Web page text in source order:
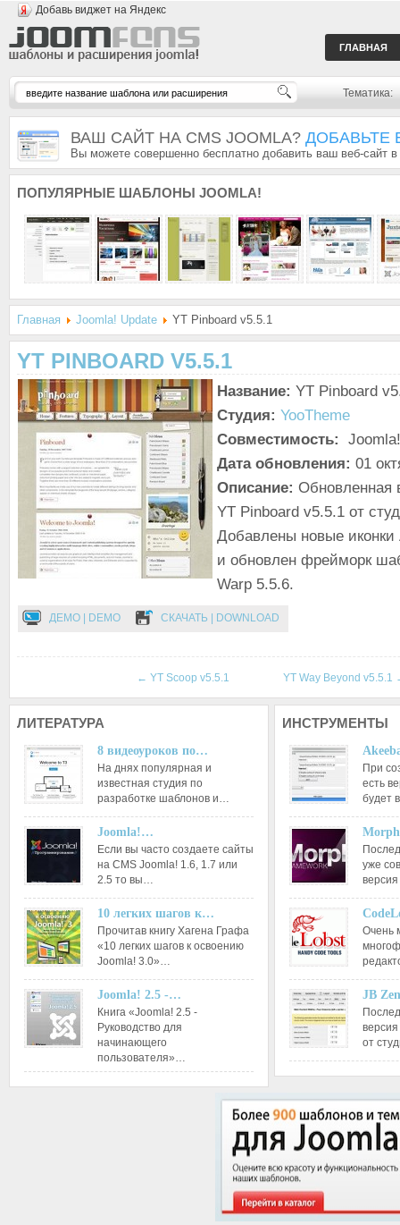
Добавь виджет на Яндекс
ГЛАВНАЯ
Тематика:
ВАШ САЙТ НА CMS JOOMLA? ДОБАВЬТЕ
Вы можете совершенно бесплатно добавить ваш веб-сайт
ПОПУЛЯРНЫЕ ШАБЛОНЫ JOOMLA!
Главная Joomla! Update YT Pinboard v5.5.1
YT PINBOARD V5.5.1
Название: YT Pinboard
Студия: YooTheme
Совместимость:
Дата обновления: 01
Описание: Обновленная
YT Pinboard v5.5.1 от
Добавлены новые иконки
и обновлен фрейморк
Warp 5.5.6.
ДЕМО | DEMO СКАЧАТЬ | DOWNLOAD
← YT Scoop v5.5.1 YT Way Beyond v5.5.1
ЛИТЕРАТУРА
8 видеоуроков по…
На днях популярная и
известная студия по
разработке шаблонов и…
Joomla!…
Если вы часто создаете сайты
на CMS Joomla! 1.6, 1.7 или
2.5 то вы…
10 легких шагов к…
Прочитав книгу Хагена Графа
«10 легких шагов к освоению
Joomla! 3.0»…
Joomla! 2.5 -…
Книга «Joomla! 2.5 -
Руководство для
начинающего
пользователя»…
ИНСТРУМЕНТЫ
При
есть
будет
уже
Очень
JB
от